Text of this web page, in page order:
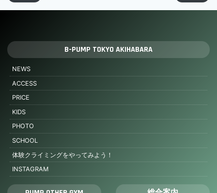
B-PUMP TOKYO AKIHABARA
NEWS
ACCESS
PRICE
KIDS
PHOTO
SCHOOL
体験クライミングをやってみよう！
INSTAGRAM